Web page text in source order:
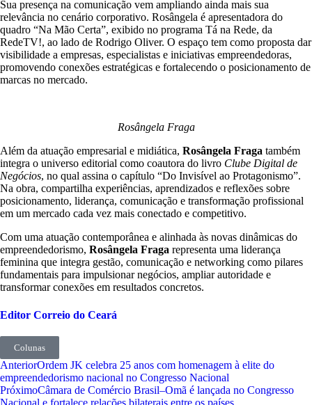
Sua presença na comunicação vem ampliando ainda mais sua
relevância no cenário corporativo. Rosângela é apresentadora do
quadro “Na Mão Certa”, exibido no programa Tá na Rede, da
RedeTV!, ao lado de Rodrigo Oliver. O espaço tem como proposta dar
visibilidade a empresas, especialistas e iniciativas empreendedoras,
promovendo conexões estratégicas e fortalecendo o posicionamento de
marcas no mercado.
Rosângela Fraga
Além da atuação empresarial e midiática, Rosângela Fraga também
integra o universo editorial como coautora do livro Clube Digital de
Negócios, no qual assina o capítulo “Do Invisível ao Protagonismo”.
Na obra, compartilha experiências, aprendizados e reflexões sobre
posicionamento, liderança, comunicação e transformação profissional
em um mercado cada vez mais conectado e competitivo.
Com uma atuação contemporânea e alinhada às novas dinâmicas do
empreendedorismo, Rosângela Fraga representa uma liderança
feminina que integra gestão, comunicação e networking como pilares
fundamentais para impulsionar negócios, ampliar autoridade e
transformar conexões em resultados concretos.
Editor Correio do Ceará
Colunas
AnteriorOrdem JK celebra 25 anos com homenagem à elite do
empreendedorismo nacional no Congresso Nacional
PróximoCâmara de Comércio Brasil–Omã é lançada no Congresso
Nacional e fortalece relações bilaterais entre os países